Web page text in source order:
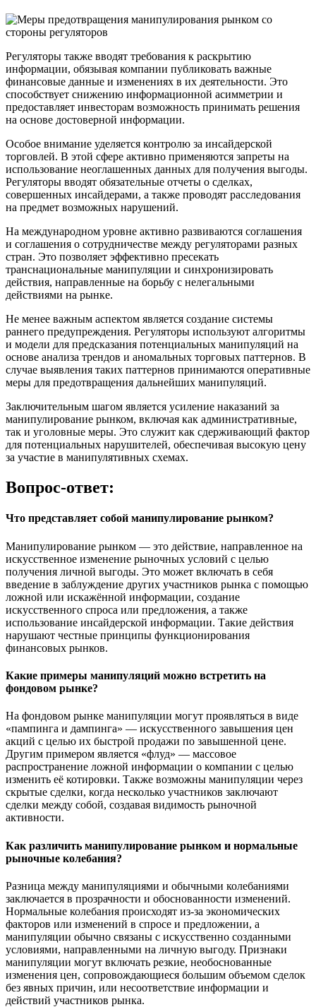
Регуляторы также вводят требования к раскрытию
информации, обязывая компании публиковать важные
финансовые данные и изменениях в их деятельности. Это
способствует снижению информационной асимметрии и
предоставляет инвесторам возможность принимать решения
на основе достоверной информации.
Особое внимание уделяется контролю за инсайдерской
торговлей. В этой сфере активно применяются запреты на
использование неоглашенных данных для получения выгоды.
Регуляторы вводят обязательные отчеты о сделках,
совершенных инсайдерами, а также проводят расследования
на предмет возможных нарушений.
На международном уровне активно развиваются соглашения
и соглашения о сотрудничестве между регуляторами разных
стран. Это позволяет эффективно пресекать
транснациональные манипуляции и синхронизировать
действия, направленные на борьбу с нелегальными
действиями на рынке.
Не менее важным аспектом является создание системы
раннего предупреждения. Регуляторы используют алгоритмы
и модели для предсказания потенциальных манипуляций на
основе анализа трендов и аномальных торговых паттернов. В
случае выявления таких паттернов принимаются оперативные
меры для предотвращения дальнейших манипуляций.
Заключительным шагом является усиление наказаний за
манипулирование рынком, включая как административные,
так и уголовные меры. Это служит как сдерживающий фактор
для потенциальных нарушителей, обеспечивая высокую цену
за участие в манипулятивных схемах.
Вопрос-ответ:
Что представляет собой манипулирование рынком?
Манипулирование рынком — это действие, направленное на
искусственное изменение рыночных условий с целью
получения личной выгоды. Это может включать в себя
введение в заблуждение других участников рынка с помощью
ложной или искажённой информации, создание
искусственного спроса или предложения, а также
использование инсайдерской информации. Такие действия
нарушают честные принципы функционирования
финансовых рынков.
Какие примеры манипуляций можно встретить на
фондовом рынке?
На фондовом рынке манипуляции могут проявляться в виде
«пампинга и дампинга» — искусственного завышения цен
акций с целью их быстрой продажи по завышенной цене.
Другим примером является «флуд» — массовое
распространение ложной информации о компании с целью
изменить её котировки. Также возможны манипуляции через
скрытые сделки, когда несколько участников заключают
сделки между собой, создавая видимость рыночной
активности.
Как различить манипулирование рынком и нормальные
рыночные колебания?
Разница между манипуляциями и обычными колебаниями
заключается в прозрачности и обоснованности изменений.
Нормальные колебания происходят из-за экономических
факторов или изменений в спросе и предложении, а
манипуляции обычно связаны с искусственно созданными
условиями, направленными на личную выгоду. Признаки
манипуляции могут включать резкие, необоснованные
изменения цен, сопровождающиеся большим объемом сделок
без явных причин, или несоответствие информации и
действий участников рынка.